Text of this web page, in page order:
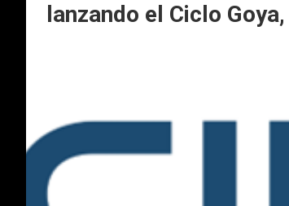
lanzando el Ciclo